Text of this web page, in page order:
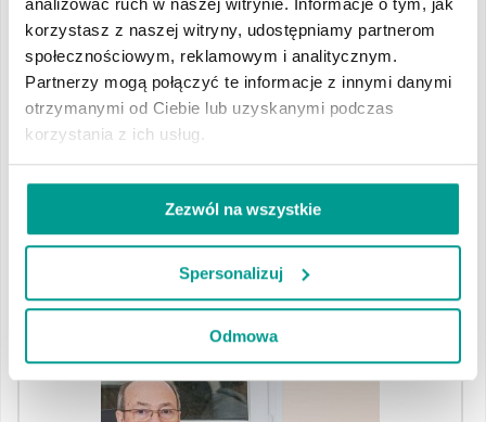
korzystasz z naszej witryny, udostępniamy partnerom
społecznościowym, reklamowym i analitycznym.
Partnerzy mogą połączyć te informacje z innymi danymi
otrzymanymi od Ciebie lub uzyskanymi podczas
korzystania z ich usług.
Zezwól na wszystkie
Spersonalizuj
Odmowa
“ Trudne czasy, jak sobie
radzić ?”
” Najpierw rób to, co konieczne. Potem rób, to co